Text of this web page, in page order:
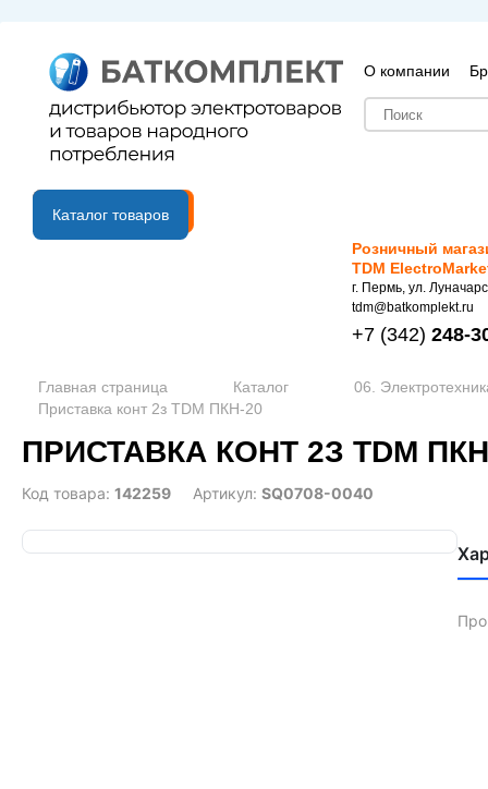
О компании
B2B портал
Каталог товаров
Розничный
TDM
г. Пермь, ул.
tdm@batkomplekt.ru
+7 (342) 248-
Главная страница Каталог
06.
Приставка конт 2з TDM ПКН-20
ПРИСТАВКА КОНТ 2З TDM
Код товара: 142259 Артикул: SQ0708-0040